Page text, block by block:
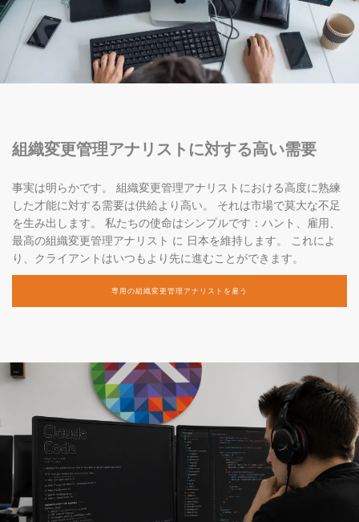
組織変更管理アナリストに対する高い需要
事実は明らかです。 組織変更管理アナリストにおける高度に熟練
した才能に対する需要は供給より高い。 それは市場で莫大な不足
を生み出します。 私たちの使命はシンプルです：ハント、雇用、
最高の組織変更管理アナリスト に 日本を維持します。 これによ
り、クライアントはいつもより先に進むことができます。
専用の組織変更管理アナリストを雇う